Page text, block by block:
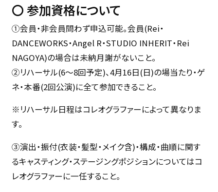
〇参加資格について
①会員・非会員問わず申込可能。会員(Rei・
DANCEWORKS・Angel R・STUDIO INHERIT・Rei
NAGOYA)の場合は未納月謝がないこと。
②リハーサル(6～8回予定)、4月16日(日)の場当たり・ゲ
ネ・本番(2回公演)に全て参加できること。
※リハーサル日程はコレオグラファーによって異なりま
す。
③演出・振付(衣装・髪型・メイク含)・構成・曲順に関す
るキャスティング・ステージングポジションについてはコ
レオグラファーに一任すること。